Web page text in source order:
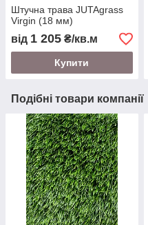
Штучна трава JUTAgrass
Virgin (18 мм)
від 1 205 ₴/кв.м
Купити
Подібні товари компанії